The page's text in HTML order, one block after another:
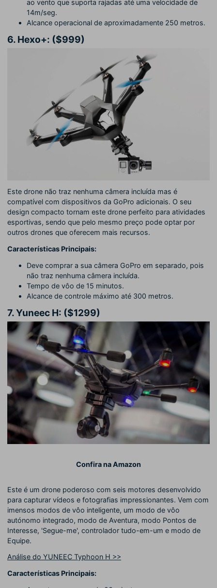
ao vento que suporta rajadas até uma velocidade de
14m/seg.
Alcance operacional de aproximadamente 250 metros.
6. Hexo+: ($999)
Este drone não traz nenhuma câmera incluída mas é
compatível com dispositivos da GoPro adicionais. O seu
design compacto tornam este drone perfeito para atividades
esportivas, sendo que pelo mesmo preço pode optar por
outros drones que oferecem mais recursos.
Características Principais:
Deve comprar a sua câmera GoPro em separado, pois
não traz nenhuma câmera incluída.
Tempo de vôo de 15 minutos.
Alcance de controle máximo até 300 metros.
7.Yuneec H: ($1299)
Confira na Amazon
Este é um drone poderoso com seis motores desenvolvido
para capturar vídeos e fotografias impressionantes. Vem com
imensos modos de vôo inteligente, um modo de vôo
autónomo integrado, modo de Aventura, modo Pontos de
Interesse, 'Segue-me', controlador tudo-em-um e modo de
Equipe.
Análise do YUNEEC Typhoon H >>
Características Principais: